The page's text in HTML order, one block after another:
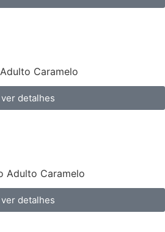
Caramelo
ver detalhes
Adulto Caramelo
ver detalhes